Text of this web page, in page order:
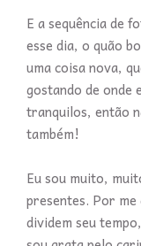
E a sequência de
esse dia, o quão
uma coisa nova,
gostando de onde
tranquilos, então
também!
Eu sou muito,
presentes. Por me
dividem seu